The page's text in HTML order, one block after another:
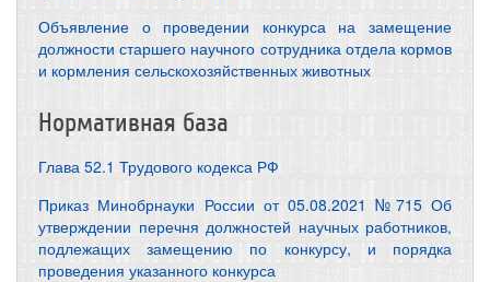
Объявление о проведении конкурса на замещение
должности старшего научного сотрудника отдела кормов
и кормления сельскохозяйственных животных
Нормативная база
Глава 52.1 Трудового кодекса РФ
Приказ Минобрнауки России от 05.08.2021 №715 Об
утверждении перечня должностей научных работников,
подлежащих замещению по конкурсу, и порядка
проведения указанного конкурса